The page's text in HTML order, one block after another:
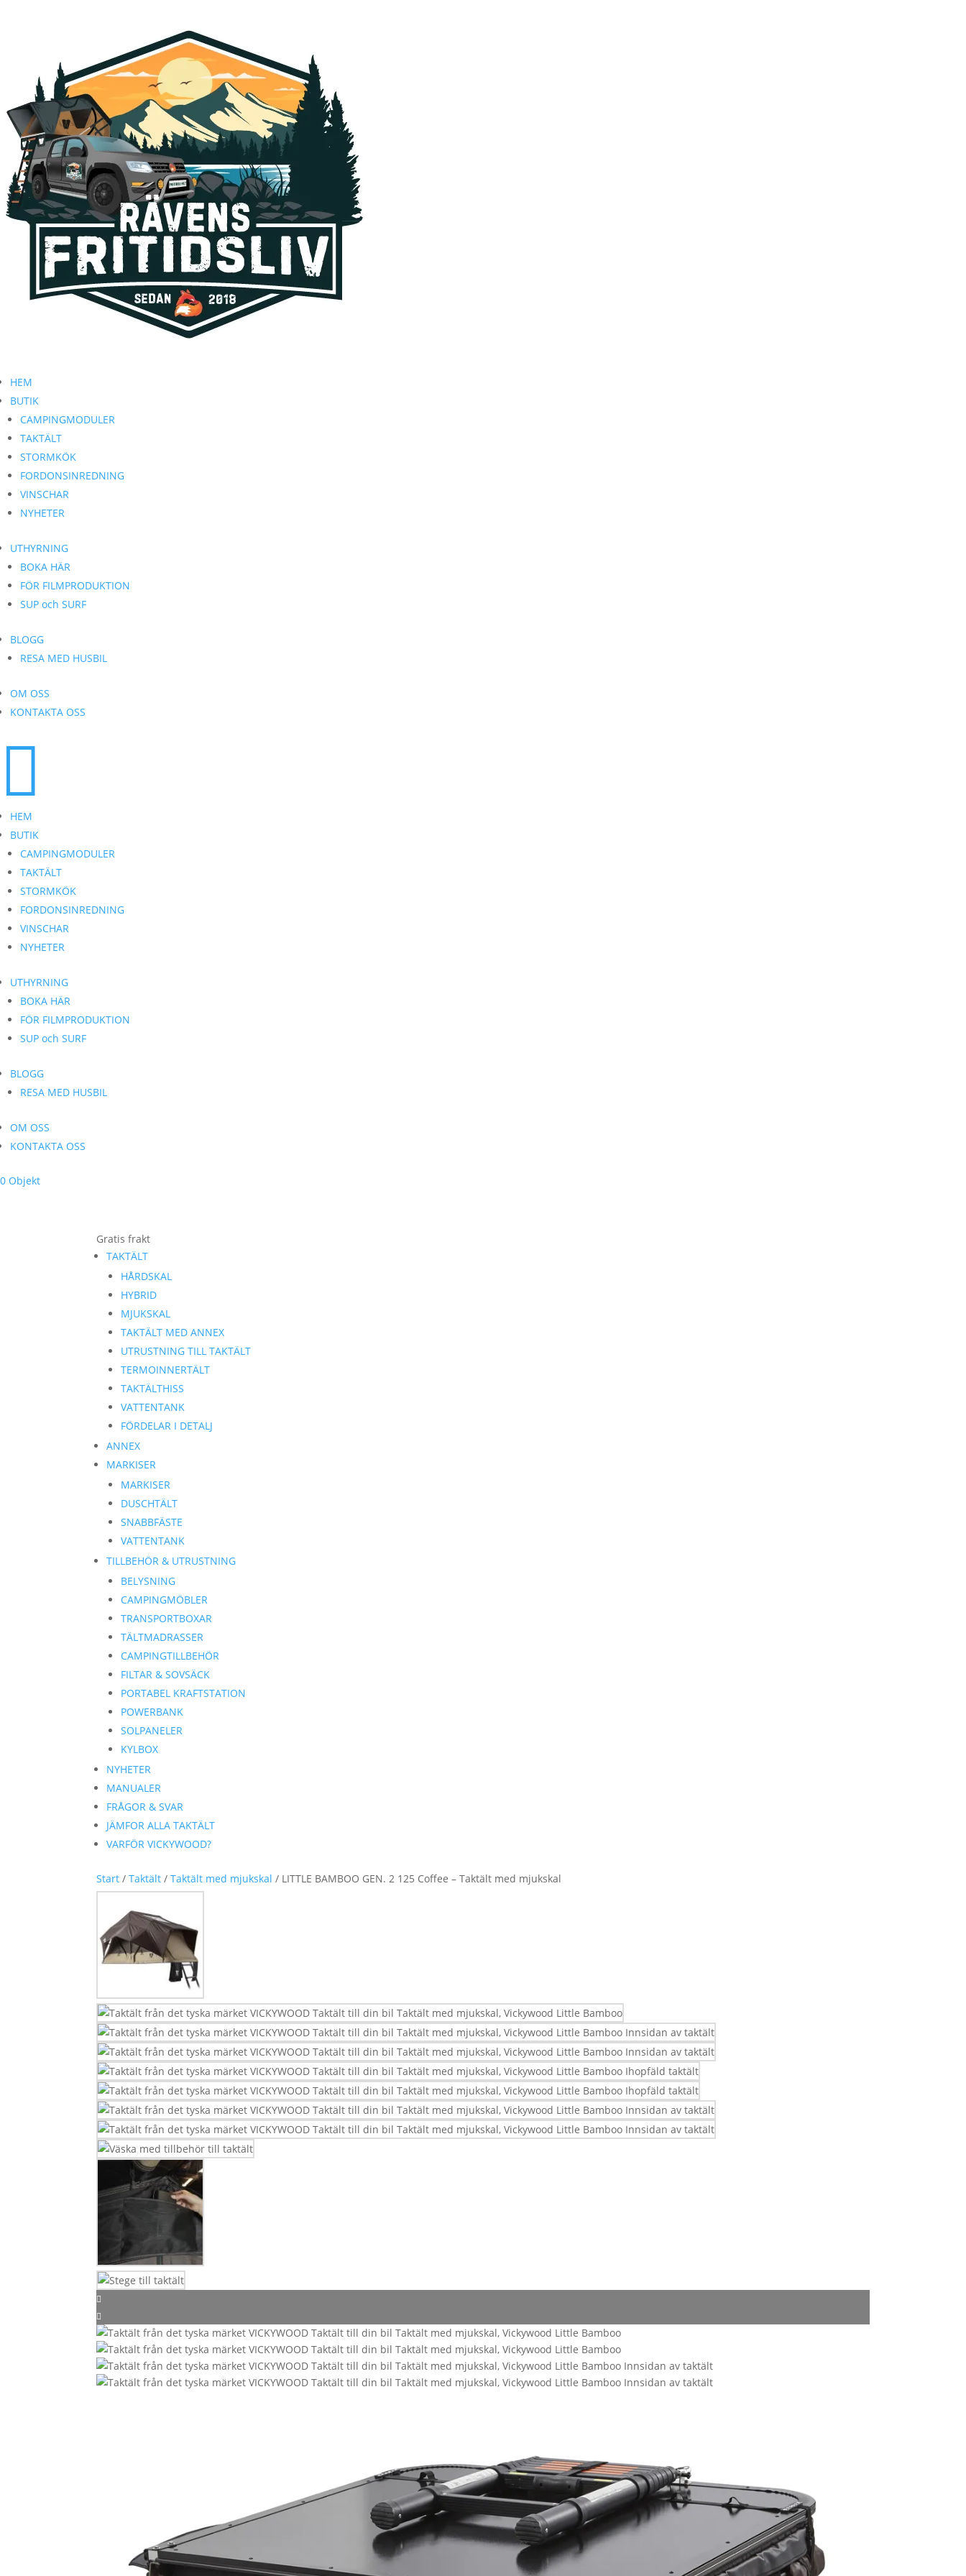
HEM
BUTIK
CAMPINGMODULER
TAKTÄLT
STORMKÖK
FORDONSINREDNING
VINSCHAR
NYHETER
UTHYRNING
BOKA HÄR
FÖR FILMPRODUKTION
SUP och SURF
BLOGG
RESA MED HUSBIL
OM OSS
KONTAKTA OSS

HEM
BUTIK
CAMPINGMODULER
TAKTÄLT
STORMKÖK
FORDONSINREDNING
VINSCHAR
NYHETER
UTHYRNING
BOKA HÄR
FÖR FILMPRODUKTION
SUP och SURF
BLOGG
RESA MED HUSBIL
OM OSS
KONTAKTA OSS
0 Objekt
Gratis frakt
TAKTÄLT
HÅRDSKAL
HYBRID
MJUKSKAL
TAKTÄLT MED ANNEX
UTRUSTNING TILL TAKTÄLT
TERMOINNERTÄLT
TAKTÄLTHISS
VATTENTANK
FÖRDELAR I DETALJ
ANNEX
MARKISER
MARKISER
DUSCHTÄLT
SNABBFÄSTE
VATTENTANK
TILLBEHÖR & UTRUSTNING
BELYSNING
CAMPINGMÖBLER
TRANSPORTBOXAR
TÄLTMADRASSER
CAMPINGTILLBEHÖR
FILTAR & SOVSÄCK
PORTABEL KRAFTSTATION
POWERBANK
SOLPANELER
KYLBOX
NYHETER
MANUALER
FRÅGOR & SVAR
JÄMFOR ALLA TAKTÄLT
VARFÖR VICKYWOOD?
Start /Taktält /Taktält med mjukskal / LITTLE BAMBOO GEN. 2 125 Coffee – Taktält med mjukskal